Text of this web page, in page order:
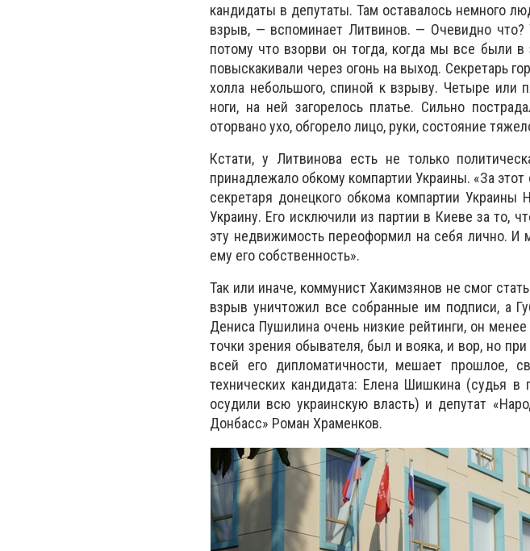
кандидаты в депутаты. Там оставалось немного
взрыв, — вспоминает Литвинов. — Очевидно что?
потому что взорви он тогда, когда мы все были
повыскакивали через огонь на выход. Секретарь
холла небольшого, спиной к взрыву. Четыре или
ноги, на ней загорелось платье. Сильно
оторвано ухо, обгорело лицо, руки, состояние
Кстати, у Литвинова есть не только
принадлежало обкому компартии Украины. «За
секретаря донецкого обкома компартии
Украину. Его исключили из партии в Киеве за то,
эту недвижимость переоформил на себя лично. И
ему его собственность».
Так или иначе, коммунист Хакимзянов не смог
взрыв уничтожил все собранные им подписи, а
Дениса Пушилина очень низкие рейтинги, он
точки зрения обывателя, был и вояка, и вор, но
всей его дипломатичности, мешает
технических кандидата: Елена Шишкина (судья в
осудили всю украинскую власть) и депутат
Донбасс» Роман Храменков.